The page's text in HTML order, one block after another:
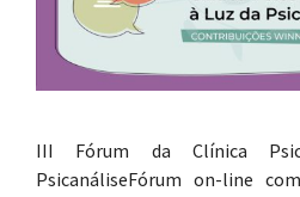
III Fórum da Clínica
PsicanáliseFórum on-line